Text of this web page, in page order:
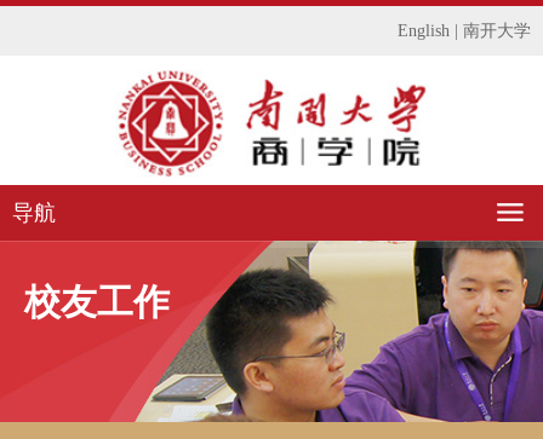
English 南开大学
导航
校友工作